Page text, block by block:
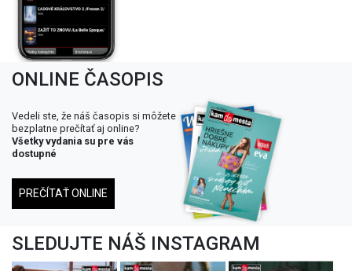
ONLINE ČASOPIS
Vedeli ste, že náš časopis si môžete
bezplatne prečítať aj online?
Všetky vydania su pre vás
dostupné
PREČÍTAŤ ONLINE
SLEDUJTE NÁŠ INSTAGRAM